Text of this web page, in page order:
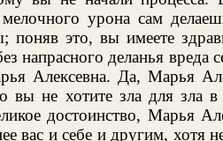
урона сам
поняв это, вы имеете
напрасного деланья вреда
Алексевна. Да, Марья
вы не хотите зла для зла
достоинство, Марья
вас и себе и другим, хотя